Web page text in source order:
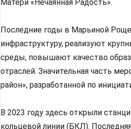
Матери «Нечаянная Радость».
Последние годы в Марьиной
инфраструктуру, реализуют
среды, повышают качество
отраслей. Значительная часть
район», разработанной по
В 2023 году здесь открыли
кольцевой линии (БКЛ).